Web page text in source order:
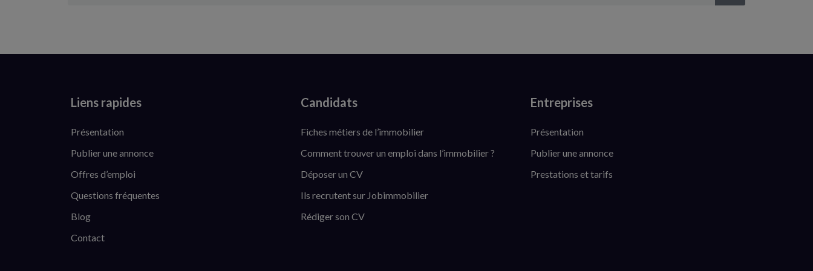
Liens rapides
Présentation
Publier une annonce
Offres d’emploi
Questions fréquentes
Blog
Contact
Candidats
Fiches métiers de l’immobilier
Comment trouver un emploi dans l’immobilier ?
Déposer un CV
Ils recrutent sur Jobimmobilier
Rédiger son CV
Entreprises
Présentation
Publier une annonce
Prestations et tarifs